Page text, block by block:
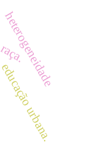
e
d
u
c
a
ç
ã
o
u
r
b
a
n
a
.
raça.
heterogeneidade